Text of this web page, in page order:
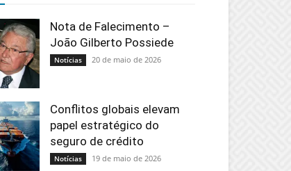
Nota de Falecimento –
João Gilberto Possiede
Notícias 20 de maio de 2026
Conflitos globais elevam
papel estratégico do
seguro de crédito
Notícias 19 de maio de 2026